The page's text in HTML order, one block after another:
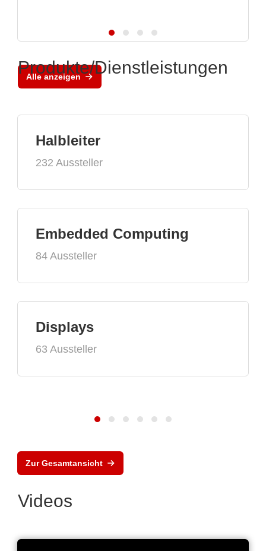
Alle anzeigen
Produkte/Dienstleistungen
Halbleiter
232 Aussteller
Embedded Computing
84 Aussteller
Displays
63 Aussteller
Zur Gesamtansicht
Videos